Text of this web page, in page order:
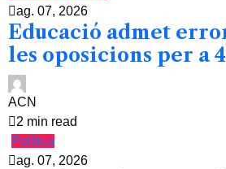
ag. 07, 2026
Educació admet
les oposicions per a
ACN
2 min read
Política
ag. 07, 2026